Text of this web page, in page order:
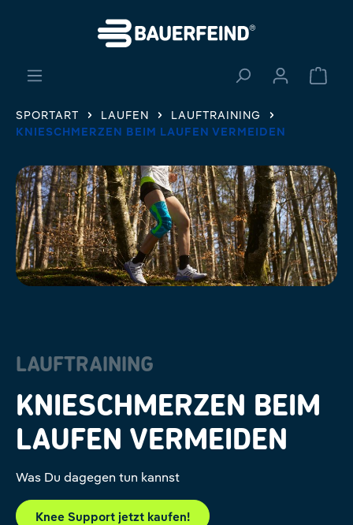
SPORTART LAUFEN
LAUFTRAINING
KNIESCHMERZEN BEIM LAUFEN VERMEIDEN
LAUFTRAINING
KNIESCHMERZEN BEIM
LAUFEN VERMEIDEN
Was Du dagegen tun kannst
Knee Support jetzt kaufen!